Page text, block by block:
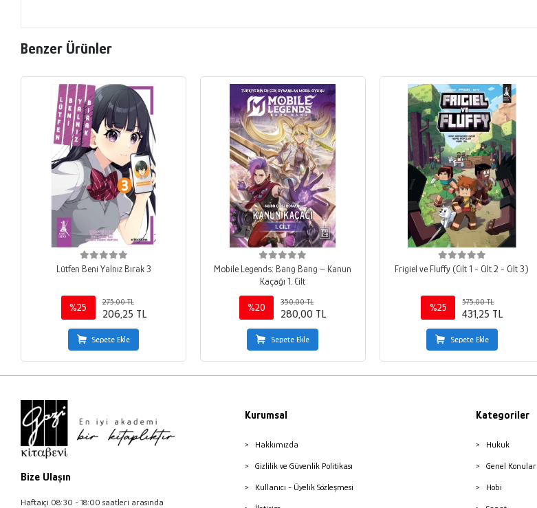
Benzer Ürünler
Lütfen Beni Yalnız Bırak 3
%25
275,00 TL
206,25 TL
Sepete Ekle
Mobile Legends: Bang Bang – Kanun
Kaçağı 1. Cilt
%20
350,00 TL
280,00 TL
Sepete Ekle
Frigiel ve Fluffy (Cilt 1 - Cilt 2 - Cilt 3)
%25
575,00 TL
431,25 TL
Sepete Ekle
Bize Ulaşın
Haftaiçi 08:30 - 18:00 saatleri arasında
Kurumsal
Hakkımızda
Gizlilik ve Güvenlik Politikası
Kullanıcı - Üyelik Sözleşmesi
Kategoriler
Hukuk
Genel Konular
Hobi